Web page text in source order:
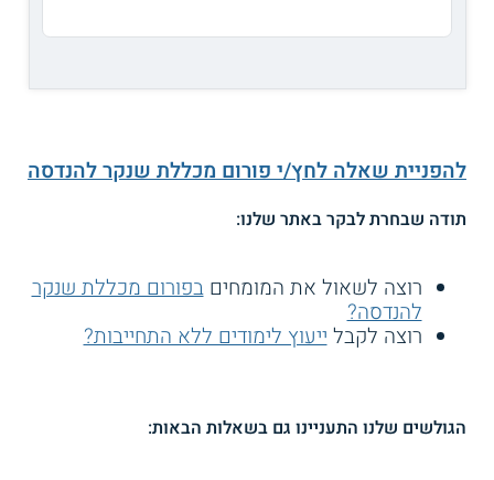
להפניית שאלה לחץ/י פורום מכללת שנקר להנדסה
תודה שבחרת לבקר באתר שלנו:
רוצה לשאול את המומחיםבפורום מכללת שנקר
להנדסה?
רוצה לקבלייעוץ לימודים ללא התחייבות?
הגולשים שלנו התעניינו גם בשאלות הבאות: